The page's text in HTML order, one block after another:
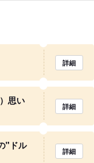
詳細
思い
詳細
"ドル
詳細